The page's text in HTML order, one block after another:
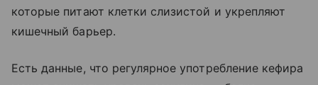
которые питают клетки слизистой и укрепляют
кишечный барьер.
Есть данные, что регулярное употребление кефира